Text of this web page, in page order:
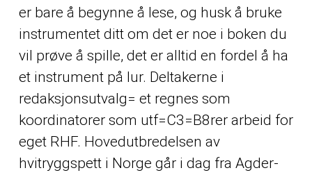
er bare å begynne å lese, og husk å bruke
instrumentet ditt om det er noe i boken du
vil prøve å spille, det er alltid en fordel å ha
et instrument på lur. Deltakerne i
redaksjonsutvalg= et regnes som
koordinatorer som utf=C3=B8rer arbeid for
eget RHF. Hovedutbredelsen av
hvitryggspett i Norge går i dag fra Agder-